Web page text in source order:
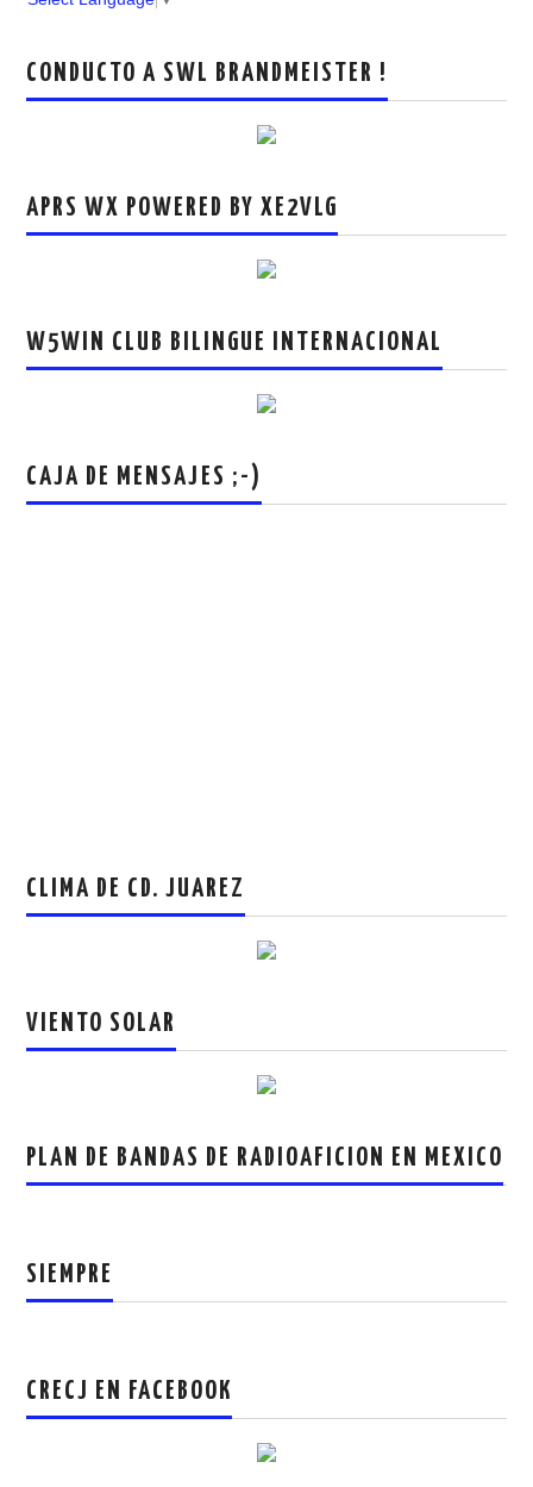
CONDUCTO A SWL BRANDMEISTER !
APRS WX POWERED BY XE2VLG
W5WIN CLUB BILINGUE INTERNACIONAL
CAJA DE MENSAJES ;-)
CLIMA DE CD. JUAREZ
VIENTO SOLAR
PLAN DE BANDAS DE RADIOAFICION EN MEXICO
SIEMPRE
CRECJ EN FACEBOOK